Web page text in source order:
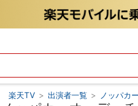
楽天TV > 出演者一覧 > ノッパカ